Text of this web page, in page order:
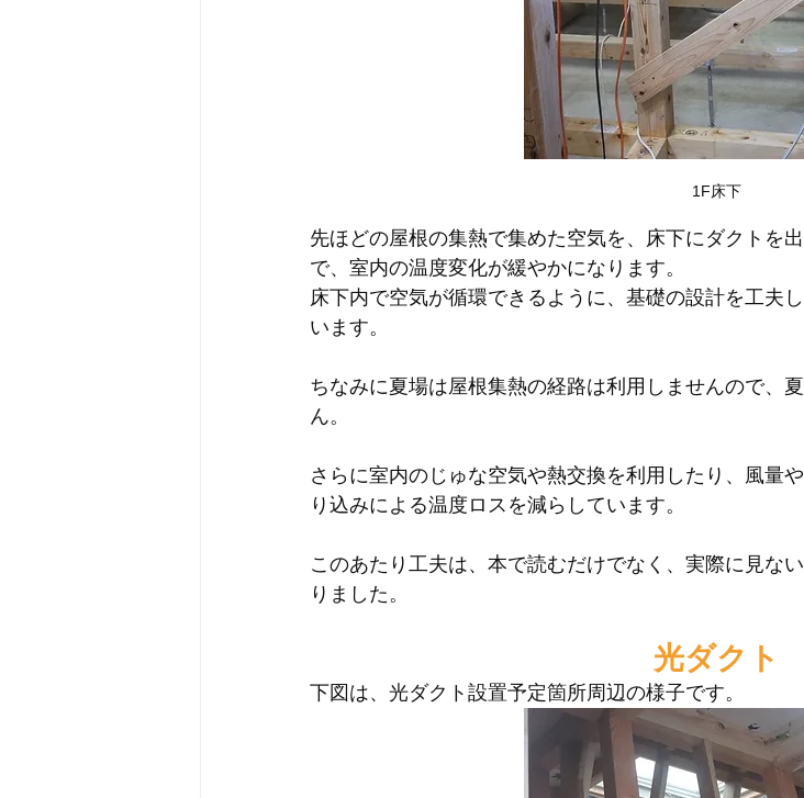
1F床下
先ほどの屋根の集熱で集めた空気を、床下にダクトを
で、室内の温度変化が緩やかになります。
床下内で空気が循環できるように、基礎の設計を工夫
います。
ちなみに夏場は屋根集熱の経路は利用しませんので、
ん。
さらに室内のじゅな空気や熱交換を利用したり、風量
り込みによる温度ロスを減らしています。
このあたり工夫は、本で読むだけでなく、実際に見な
りました。
光ダクト
下図は、光ダクト設置予定箇所周辺の様子です。